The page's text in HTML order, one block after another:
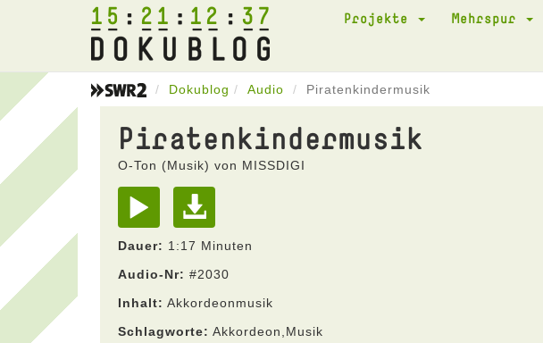
15 21 12 37 Projekte Mehrspur
Dokublog Audio Piratenkindermusik
Piratenkindermusik
O-Ton (Musik) von MISSDIGI
Dauer: 1:17 Minuten
Audio-Nr: #2030
Inhalt: Akkordeonmusik
Schlagworte: Akkordeon,Musik